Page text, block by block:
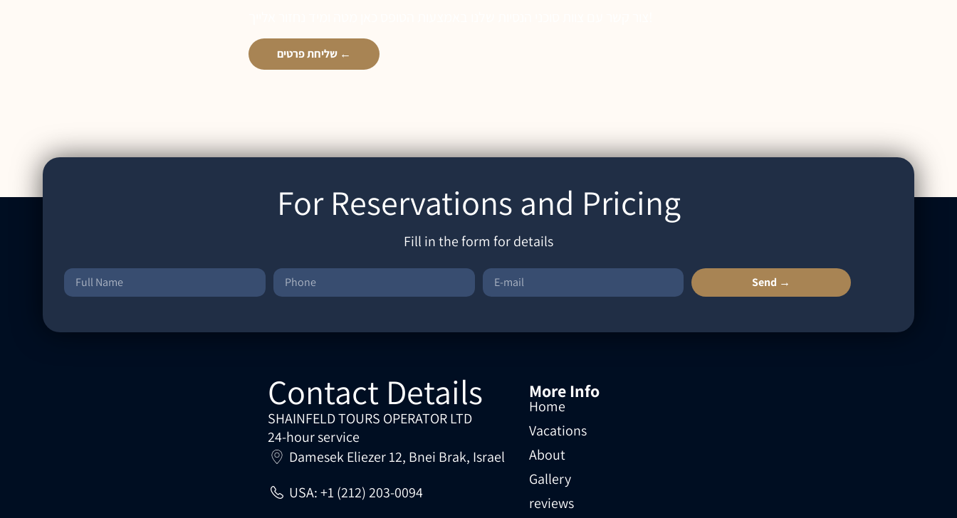
שליחת פרטים ←
For Reservations and Pricing
Fill in the form for details
Send →
Contact Details
SHAINFELD TOURS OPERATOR LTD
24-hour service
Damesek Eliezer 12, Bnei Brak, Israel
USA: +1 (212) 203-0094
More Info
Home
Vacations
About
Gallery
reviews